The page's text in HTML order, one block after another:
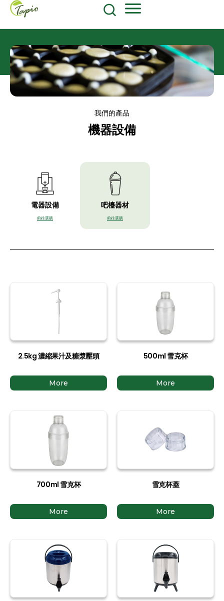
我們的產品
機器設備
電器設備
前往選購
吧檯器材
前往選購
2.5kg 濃縮果汁及糖漿壓頭
More
500ml 雪克杯
More
700ml 雪克杯
More
雪克杯蓋
More